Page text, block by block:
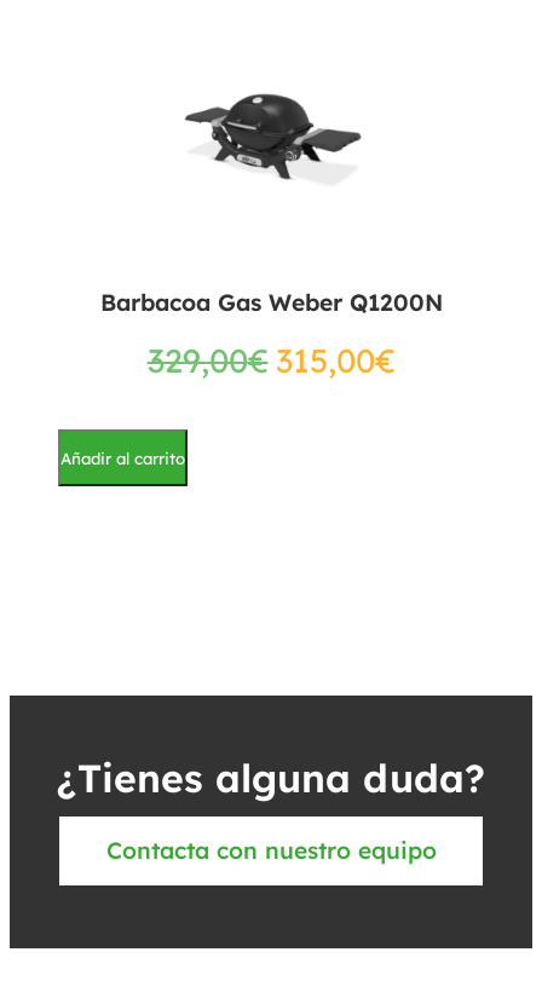
Barbacoa Gas Weber Q1200N
329,00€315,00€
Añadir al carrito
¿Tienes alguna duda?
Contacta con nuestro equipo